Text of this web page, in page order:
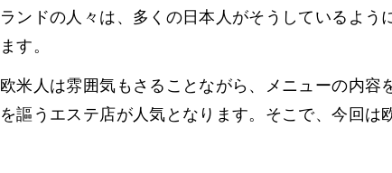
ランドの人々は、多くの日本人がそうしているよ
ます。
欧米人は雰囲気もさることながら、メニューの内
を謳うエステ店が人気となります。そこで、今回は